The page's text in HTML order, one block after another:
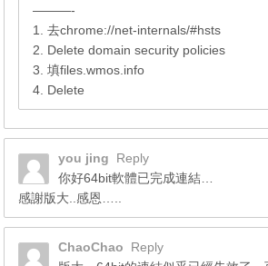
———-
1. 去chrome://net-internals/#hsts
2. Delete domain security policies
3. 填files.wmos.info
4. Delete
you jing
Reply
你好64bit軟體已完成連結…
感謝版大..感恩…..
ChaoChao
Reply